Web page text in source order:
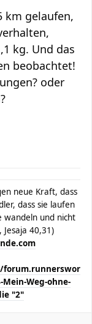
km gelaufen,
kg. Und das
beobachtet!
oder
neue Kraft, dass
dass sie laufen
wandeln und nicht
40,31)
Weg-ohne-
"2"